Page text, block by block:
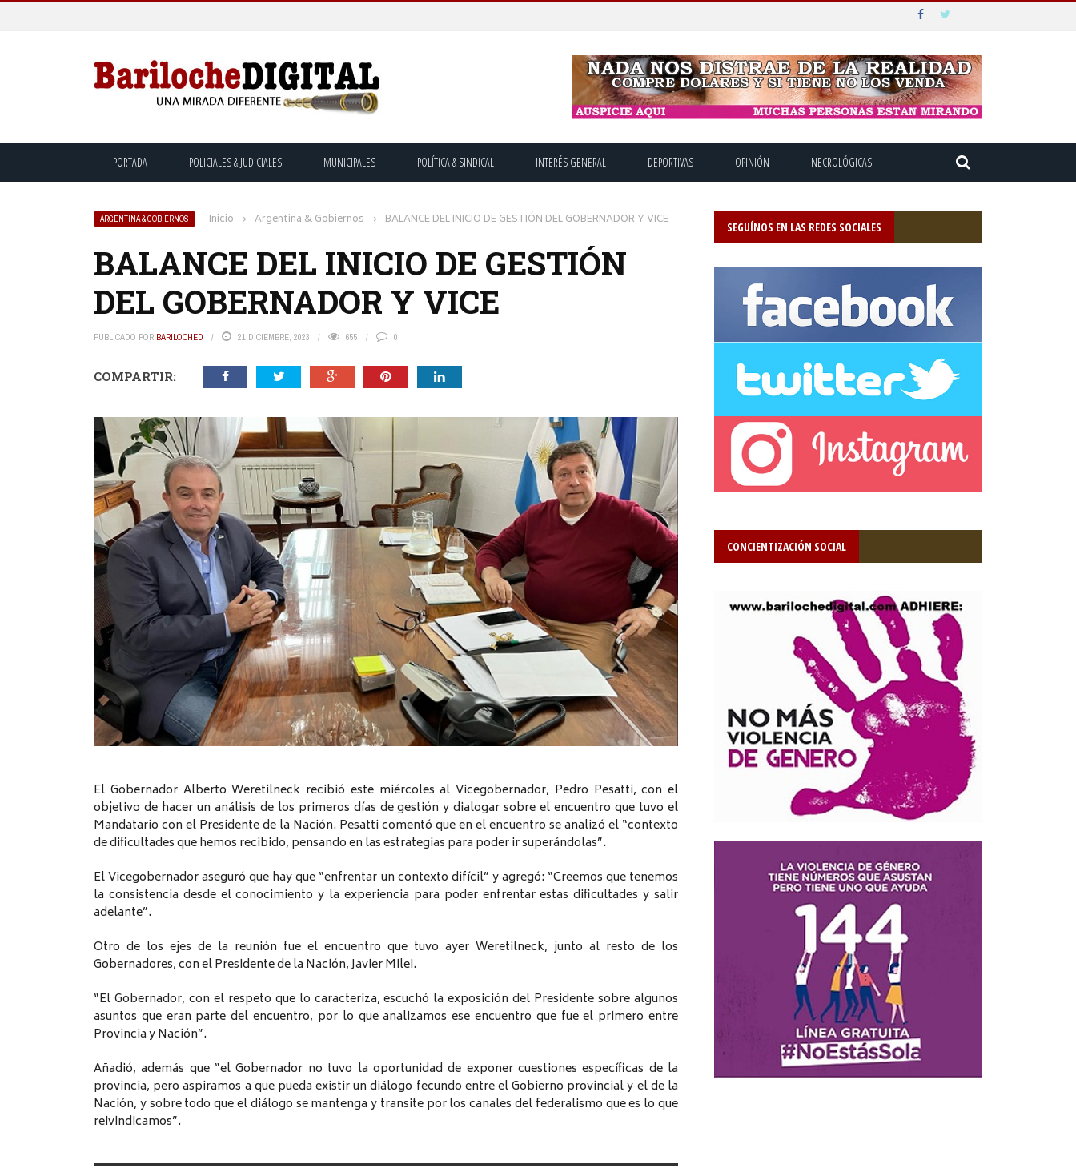
PORTADA POLICIALES & JUDICIALES MUNICIPALES POLÍTICA & SINDICAL INTERÉS GENERAL DEPORTIVAS OPINIÓN NECROLÓGICAS
ARGENTINA & GOBIERNOS Inicio › Argentina & Gobiernos › BALANCE DEL INICIO DE GESTIÓN DEL GOBERNADOR Y VICE
BALANCE DEL INICIO DE GESTIÓN
DEL GOBERNADOR Y VICE
PUBLICADO POR BARILOCHED 21 DICIEMBRE, 2023 655 0
COMPARTIR:
El Gobernador Alberto Weretilneck recibió este miércoles al Vicegobernador, Pedro Pesatti, con el
objetivo de hacer un análisis de los primeros días de gestión y dialogar sobre el encuentro que tuvo el
Mandatario con el Presidente de la Nación. Pesatti comentó que en el encuentro se analizó el “contexto
de dificultades que hemos recibido, pensando en las estrategias para poder ir superándolas”.
El Vicegobernador aseguró que hay que “enfrentar un contexto difícil” y agregó: “Creemos que tenemos
la consistencia desde el conocimiento y la experiencia para poder enfrentar estas dificultades y salir
adelante”.
Otro de los ejes de la reunión fue el encuentro que tuvo ayer Weretilneck, junto al resto de los
Gobernadores, con el Presidente de la Nación, Javier Milei.
“El Gobernador, con el respeto que lo caracteriza, escuchó la exposición del Presidente sobre algunos
asuntos que eran parte del encuentro, por lo que analizamos ese encuentro que fue el primero entre
Provincia y Nación”.
Añadió, además que “el Gobernador no tuvo la oportunidad de exponer cuestiones específicas de la
provincia, pero aspiramos a que pueda existir un diálogo fecundo entre el Gobierno provincial y el de la
Nación, y sobre todo que el diálogo se mantenga y transite por los canales del federalismo que es lo que
reivindicamos”.
SEGUÍNOS EN LAS REDES SOCIALES
CONCIENTIZACIÓN SOCIAL